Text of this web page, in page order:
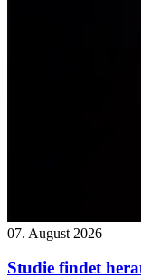
07. August 2026
Studie findet